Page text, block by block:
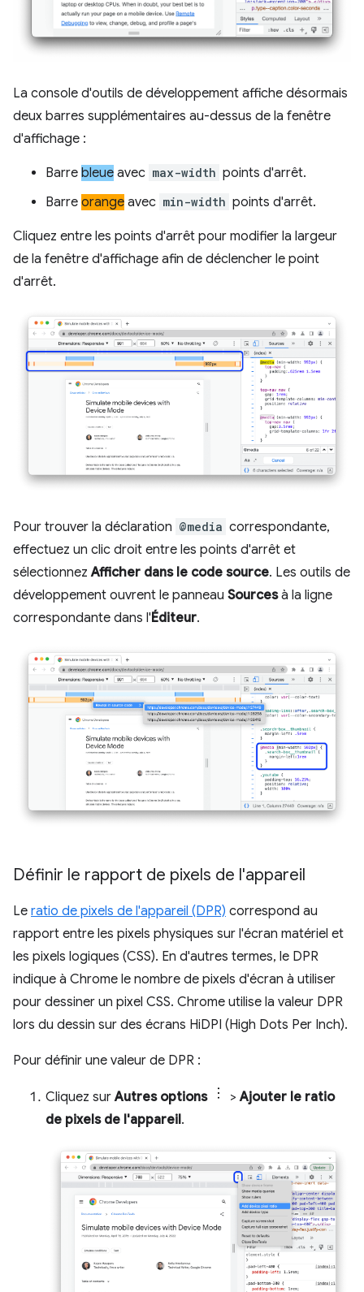
La console d'outils de développement affiche désormais
deux barres supplémentaires au-dessus de la fenêtre
d'affichage :
Barre bleue avec max-width points d'arrêt.
Barre orange avec min-width points d'arrêt.
Cliquez entre les points d'arrêt pour modifier la largeur
de la fenêtre d'affichage afin de déclencher le point
d'arrêt.
Pour trouver la déclaration @media correspondante,
effectuez un clic droit entre les points d'arrêt et
sélectionnezAfficher dans le code source. Les outils de
développement ouvrent le panneau Sourcesà la ligne
correspondante dans l'Éditeur.
Définir le rapport de pixels de l'appareil
Le ratio de pixels de l'appareil (DPR) correspond au
rapport entre les pixels physiques sur l'écran matériel et
les pixels logiques (CSS). En d'autres termes, le DPR
indique à Chrome le nombre de pixels d'écran à utiliser
pour dessiner un pixel CSS. Chrome utilise la valeur DPR
lors du dessin sur des écrans HiDPI (High Dots Per Inch).
Pour définir une valeur de DPR :
Cliquez surAutres options >Ajouter le ratio
de pixels de l'appareil.